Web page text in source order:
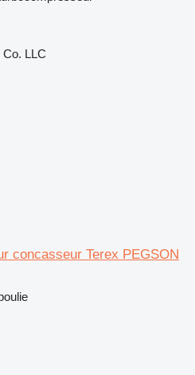
LLC
concasseur Terex PEGSON